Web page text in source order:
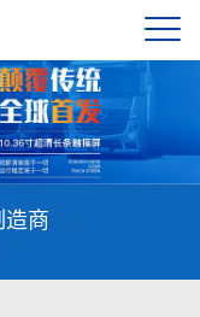
商